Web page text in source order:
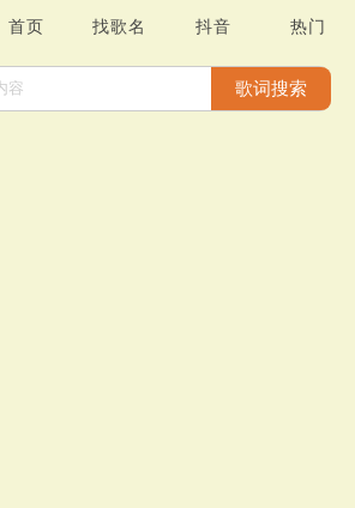
首页 找歌名 抖音 热门
歌词搜索